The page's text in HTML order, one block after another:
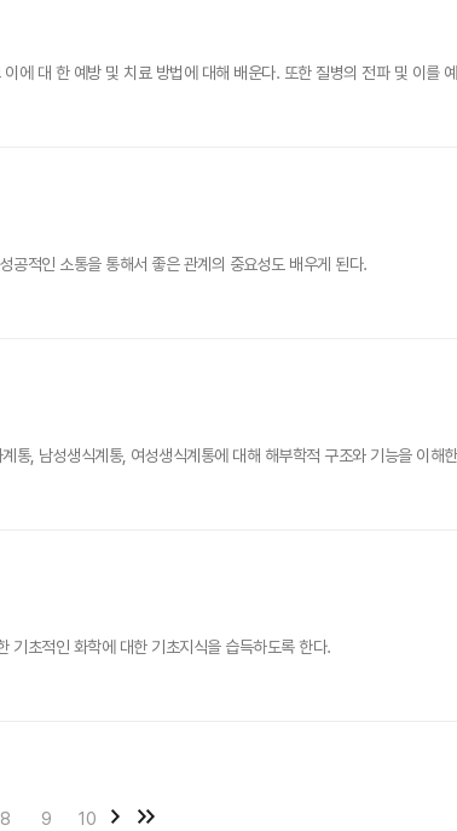
에 대 한 예방 및 치료 방법에 대해 배운다. 또한 질병의 전파 및 이를
공적인 소통을 통해서 좋은 관계의 중요성도 배우게 된다.
통, 남성생식계통, 여성생식계통에 대해 해부학적 구조와 기능을 이해
기초적인 화학에 대한 기초지식을 습득하도록 한다.
8 9 10